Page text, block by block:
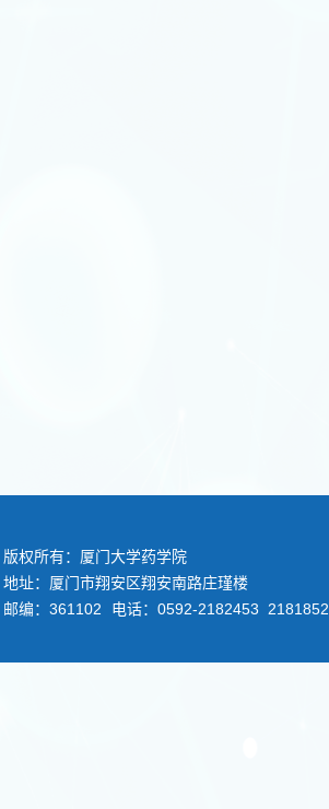
版权所有：厦门大学药学院
地址：厦门市翔安区翔安南路庄瑾楼
邮编：361102
电话：0592-2182453 2181852